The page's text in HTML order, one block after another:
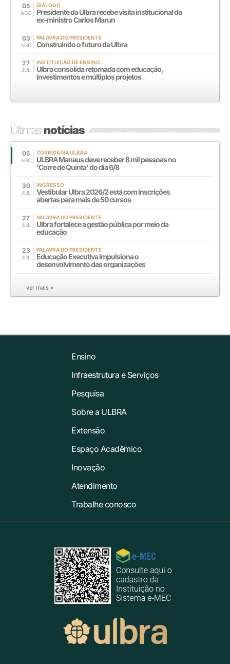
05
AGO
DIÁLOGO
Presidente da Ulbra recebe visita institucional do
ex-ministro Carlos Marun
03
AGO
PALAVRA DO PRESIDENTE
Construindo o futuro da Ulbra
27
JUL
INSTITUIÇÃO DE ENSINO
Ulbra consolida retomada com educação,
investimentos e múltiplos projetos
Últimasnotícias
05
AGO
CORRIDA NA ULBRA
ULBRA Manaus deve receber 8 mil pessoas no
'Corre de Quinta' do dia 6/8
30
JUL
INGRESSO
Vestibular Ulbra 2026/2 está com inscrições
abertas para mais de 50 cursos
27
JUL
PALAVRA DO PRESIDENTE
Ulbra fortalece a gestão pública por meio da
educação
23
JUL
PALAVRA DO PRESIDENTE
Educação Executiva impulsiona o
desenvolvimento das organizações
ver mais »
Ensino
Infraestrutura e Serviços
Pesquisa
Sobre a ULBRA
Extensão
Espaço Acadêmico
Inovação
Atendimento
Trabalhe conosco